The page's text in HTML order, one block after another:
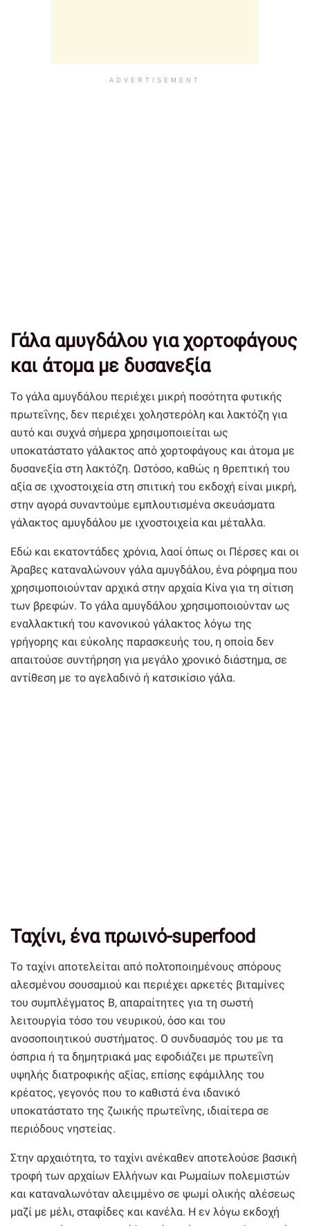
ADVERTISEMENT
Γάλα αμυγδάλου για χορτοφάγους
και άτομα με δυσανεξία
Το γάλα αμυγδάλου περιέχει μικρή ποσότητα φυτικής
πρωτεΐνης, δεν περιέχει χοληστερόλη και λακτόζη για
αυτό και συχνά σήμερα χρησιμοποιείται ως
υποκατάστατο γάλακτος από χορτοφάγους και άτομα με
δυσανεξία στη λακτόζη. Ωστόσο, καθώς η θρεπτική του
αξία σε ιχνοστοιχεία στη σπιτική του εκδοχή είναι μικρή,
στην αγορά συναντούμε εμπλουτισμένα σκευάσματα
γάλακτος αμυγδάλου με ιχνοστοιχεία και μέταλλα.
Εδώ και εκατοντάδες χρόνια, λαοί όπως οι Πέρσες και οι
Άραβες καταναλώνουν γάλα αμυγδάλου, ένα ρόφημα που
χρησιμοποιούνταν αρχικά στην αρχαία Κίνα για τη σίτιση
των βρεφών. Το γάλα αμυγδάλου χρησιμοποιούνταν ως
εναλλακτική του κανονικού γάλακτος λόγω της
γρήγορης και εύκολης παρασκευής του, η οποία δεν
απαιτούσε συντήρηση για μεγάλο χρονικό διάστημα, σε
αντίθεση με το αγελαδινό ή κατσικίσιο γάλα.
Ταχίνι, ένα πρωινό-superfood
Το ταχίνι αποτελείται από πολτοποιημένους σπόρους
αλεσμένου σουσαμιού και περιέχει αρκετές βιταμίνες
του συμπλέγματος Β, απαραίτητες για τη σωστή
λειτουργία τόσο του νευρικού, όσο και του
ανοσοποιητικού συστήματος. Ο συνδυασμός του με τα
όσπρια ή τα δημητριακά μας εφοδιάζει με πρωτεΐνη
υψηλής διατροφικής αξίας, επίσης εφάμιλλης του
κρέατος, γεγονός που το καθιστά ένα ιδανικό
υποκατάστατο της ζωικής πρωτεΐνης, ιδιαίτερα σε
περιόδους νηστείας.
Στην αρχαιότητα, το ταχίνι ανέκαθεν αποτελούσε βασική
τροφή των αρχαίων Ελλήνων και Ρωμαίων πολεμιστών
και καταναλωνόταν αλειμμένο σε ψωμί ολικής αλέσεως
μαζί με μέλι, σταφίδες και κανέλα. Η εν λόγω εκδοχή